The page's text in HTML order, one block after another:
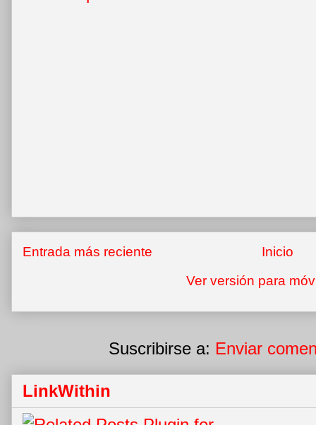
Entrada más reciente
Inicio
Ver versión para
Suscribirse a: Enviar
LinkWithin